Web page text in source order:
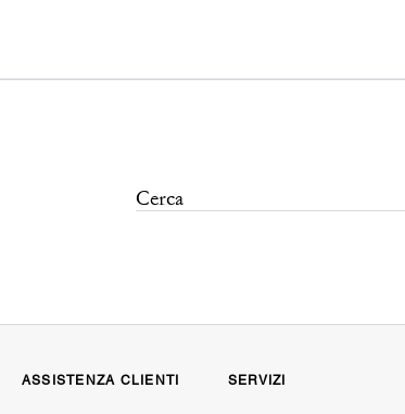
ASSISTENZA CLIENTI SERVIZI